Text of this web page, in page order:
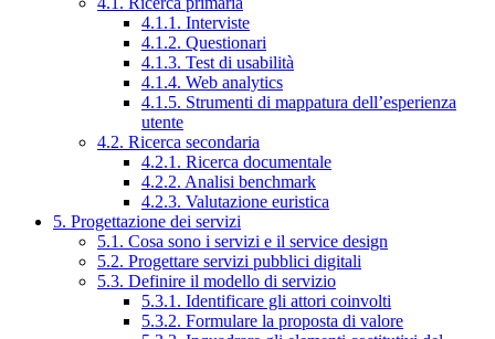
4.1.1. Interviste
4.1.2. Questionari
4.1.3. Test di usabilità
4.1.4. Web analytics
4.1.5. Strumenti di mappatura dell’esperienza
utente
4.2. Ricerca secondaria
4.2.1. Ricerca documentale
4.2.2. Analisi benchmark
4.2.3. Valutazione euristica
5. Progettazione dei servizi
5.1. Cosa sono i servizi e il service design
5.2. Progettare servizi pubblici digitali
5.3. Definire il modello di servizio
5.3.1. Identificare gli attori coinvolti
5.3.2. Formulare la proposta di valore